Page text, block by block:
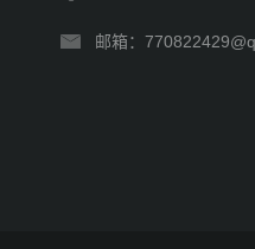
邮箱：